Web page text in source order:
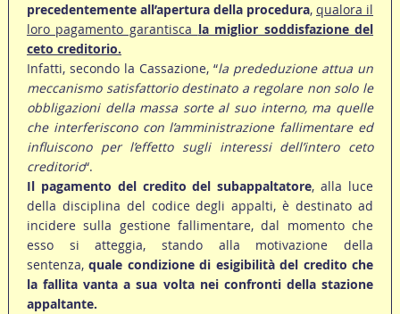
precedentemente all’apertura della procedura,qualora il
loro pagamento garantisca la miglior soddisfazione del
ceto creditorio.
Infatti, secondo la Cassazione, “la prededuzione attua un
meccanismo satisfattorio destinato a regolare non solo le
obbligazioni della massa sorte al suo interno, ma quelle
che interferiscono con l’amministrazione fallimentare ed
influiscono per l’effetto sugli interessi dell’intero ceto
creditorio“.
Il pagamento del credito del subappaltatore, alla luce
della disciplina del codice degli appalti, è destinato ad
incidere sulla gestione fallimentare, dal momento che
esso si atteggia, stando alla motivazione della
sentenza,quale condizione di esigibilità del credito che
la fallita vanta a sua volta nei confronti della stazione
appaltante.